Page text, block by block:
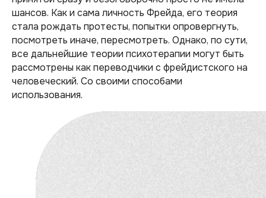
шансов. Как и сама личность Фрейда, его теория
стала рождать протесты, попытки опровергнуть,
посмотреть иначе, пересмотреть. Однако, по сути,
все дальнейшие теории психотерапии могут быть
рассмотрены как переводчики с фрейдистского на
человеческий. Со своими способами
использования.